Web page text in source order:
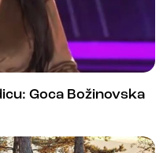
Goca Božinovska